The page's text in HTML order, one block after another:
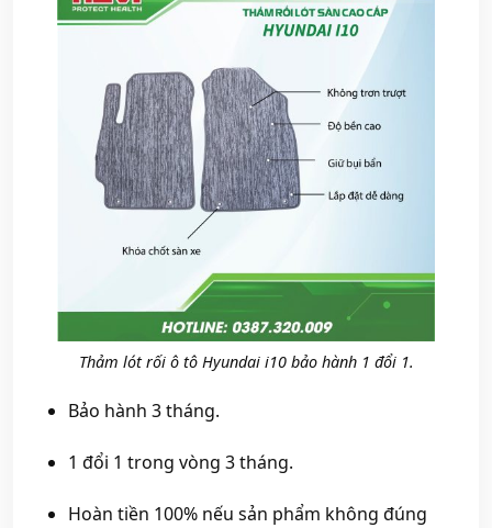
Thảm lót rối ô tô Hyundai i10 bảo hành 1 đổi 1.
Bảo hành 3 tháng.
1 đổi 1 trong vòng 3 tháng.
Hoàn tiền 100% nếu sản phẩm không đúng